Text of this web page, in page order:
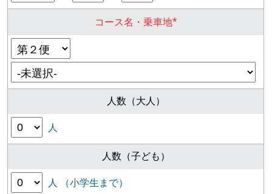
コース名・乗車地*
人数（大人）
人
人数（子ども）
人 （小学生まで）